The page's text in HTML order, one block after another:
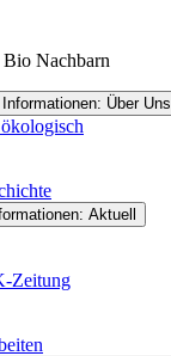
Über Uns
Aktuell
Zeitung